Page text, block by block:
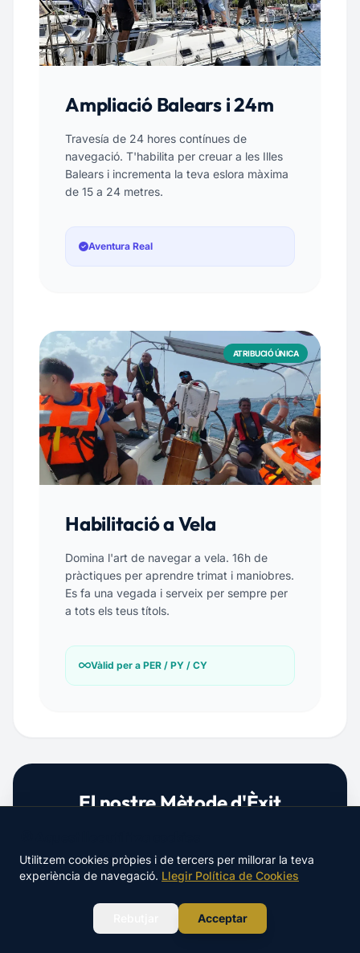
Ampliació Balears i 24m
Travesía de 24 hores contínues de
navegació. T'habilita per creuar a les Illes
Balears i incrementa la teva eslora màxima
de 15 a 24 metres.
Aventura Real
ATRIBUCIÓ ÚNICA
Habilitació a Vela
Domina l'art de navegar a vela. 16h de
pràctiques per aprendre trimat i maniobres.
Es fa una vegada i serveix per sempre per
a tots els teus títols.
Vàlid per a PER / PY / CY
El nostre Mètode d'Èxit
Utilitzem cookies pròpies i de tercers per millorar la teva
experiència de navegació. Llegir Política de Cookies
Acceptar